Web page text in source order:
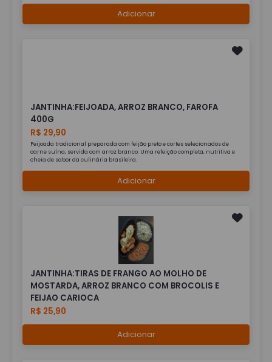
Adicionar
JANTINHA:FEIJOADA, ARROZ BRANCO, FAROFA
400G
R$ 29,90
Feijoada tradicional preparada com feijão preto e cortes selecionados de
carne suína, servida com arroz branco. Uma refeição completa, nutritiva e
cheia de sabor da culinária brasileira.
Adicionar
JANTINHA:TIRAS DE FRANGO AO MOLHO DE
MOSTARDA, ARROZ BRANCO COM BROCOLIS E
FEIJAO CARIOCA
R$ 25,90
Adicionar